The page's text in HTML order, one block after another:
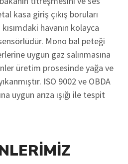
kasa giriş çıkış boruları
havanın kolayca
Mono bal peteği
uygun gaz salınmasına
üretim prosesinde yağa ve
ISO 9002 ve OBDA
uygun arıza ışığı ile tespit